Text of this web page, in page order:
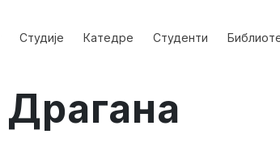
Студије Катедре Студенти